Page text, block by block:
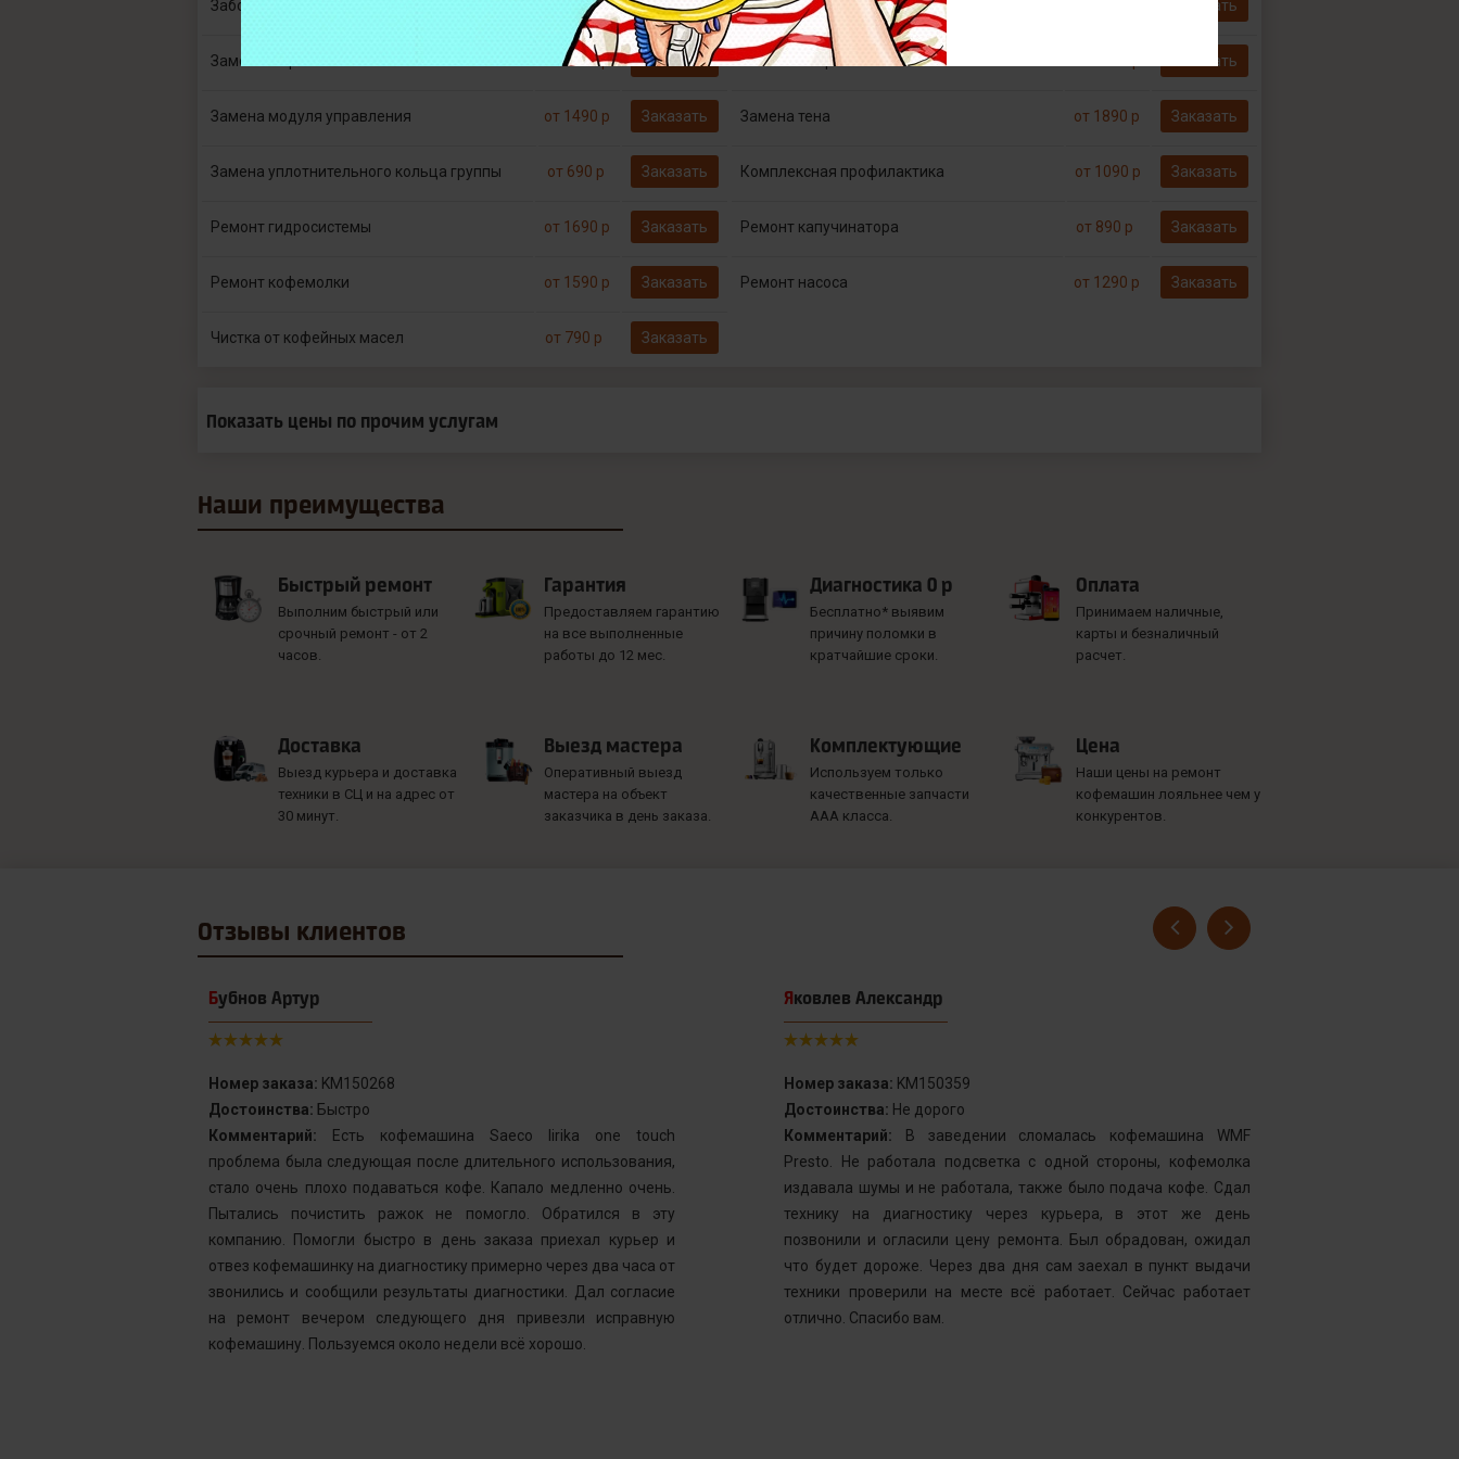
Забор кофемашины в сервис Бесплатно* Заказать Диагностика Заказать
Замена жерновов от 1790 р Заказать Замена микровыключателей Заказать
Замена модуля управления от 1490 р Заказать Замена тена от 1890 р Заказать
Замена уплотнительного кольца группы от 690 р Заказать Комплексная профилактика от 1090 р Заказать
Ремонт гидросистемы от 1690 р Заказать Ремонт капучинатора от 890 р Заказать
Ремонт кофемолки от 1590 р Заказать Ремонт насоса от 1290 р Заказать
Чистка от кофейных масел от 790 р Заказать
Показать цены по прочим услугам
Наши преимущества
Быстрый ремонт
Выполним быстрый или
срочный ремонт - от 2
часов.
Гарантия
Предоставляем гарантию
на все выполненные
работы до 12 мес.
Диагностика 0 р
Бесплатно* выявим
причину поломки в
кратчайшие сроки.
Оплата
Принимаем наличные,
карты и безналичный
расчет.
Доставка
Выезд курьера и доставка
техники в СЦ и на адрес от
30 минут.
Выезд мастера
Оперативный выезд
мастера на объект
заказчика в день заказа.
Комплектующие
Используем только
качественные запчасти
ААА класса.
Цена
Наши цены на ремонт
кофемашин лояльнее чем у
конкурентов.
Отзывы клиентов
Бубнов Артур
Номер заказа: KM150268
Достоинства: Быстро
Комментарий: Есть кофемашина Saeco lirika one touch
проблема была следующая после длительного использования,
стало очень плохо подаваться кофе. Капало медленно очень.
Пытались почистить ражок не помогло. Обратился в эту
компанию. Помогли быстро в день заказа приехал курьер и
отвез кофемашинку на диагностику примерно через два часа от
звонились и сообщили результаты диагностики. Дал согласие
на ремонт вечером следующего дня привезли исправную
кофемашину. Пользуемся около недели всё хорошо.
Яковлев Александр
Номер заказа: KM150359
Достоинства: Не дорого
Комментарий: В заведении сломалась кофемашина WMF
Presto. Не работала подсветка с одной стороны, кофемолка
издавала шумы и не работала, также было подача кофе. Сдал
технику на диагностику через курьера, в этот же день
позвонили и огласили цену ремонта. Был обрадован, ожидал
что будет дороже. Через два дня сам заехал в пункт выдачи
техники проверили на месте всё работает. Сейчас работает
отлично. Спасибо вам.